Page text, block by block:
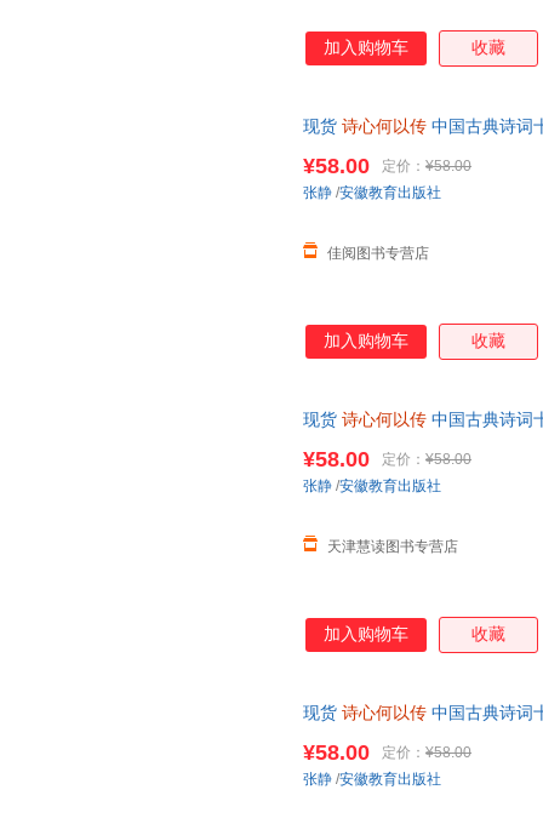
加入购物车 收藏
现货 诗心何以传 中国古典诗词
¥58.00 定价： ¥58.00
佳阅图书专营店
张静 /安徽教育出版社
加入购物车 收藏
现货 诗心何以传 中国古典诗词
¥58.00 定价： ¥58.00
天津慧读图书专营店
张静 /安徽教育出版社
加入购物车 收藏
现货 诗心何以传 中国古典诗词
¥58.00 定价： ¥58.00
张静 /安徽教育出版社